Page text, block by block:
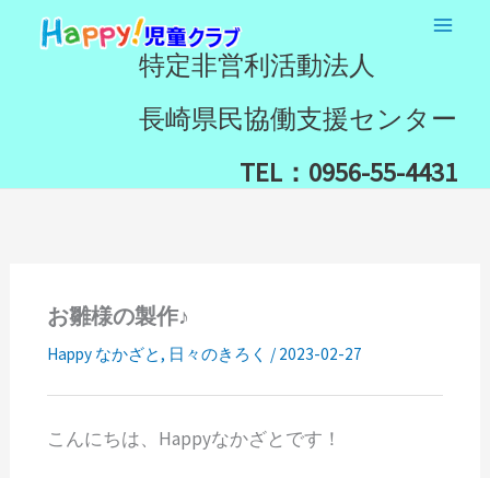
特定非営利活動法人
長崎県民協働支援センター
TEL：0956-55-4431
お雛様の製作♪
Happy なかざと, 日々のきろく / 2023-02-27
こんにちは、Happyなかざとです！
検
索